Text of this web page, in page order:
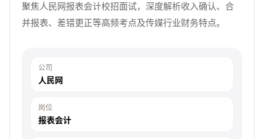
聚焦人民网报表会计校招面试，深度解析收入确认、合
并报表、差错更正等高频考点及传媒行业财务特点。
公司
人民网
岗位
报表会计